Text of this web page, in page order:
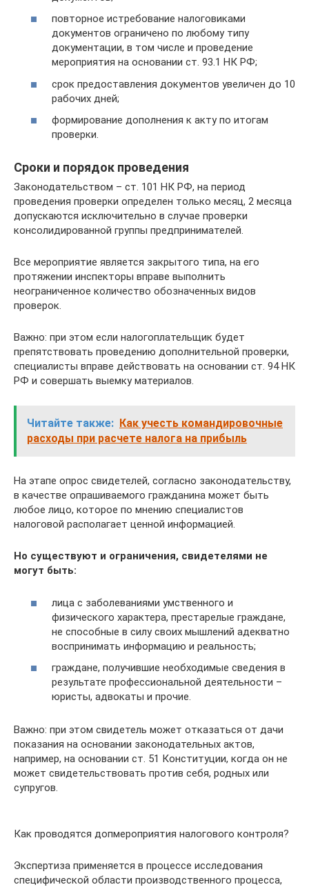
повторное истребование налоговиками
документов ограничено по любому типу
документации, в том числе и проведение
мероприятия на основании ст. 93.1 НК РФ;
срок предоставления документов увеличен до 10
рабочих дней;
формирование дополнения к акту по итогам
проверки.
Сроки и порядок проведения
Законодательством – ст. 101 НК РФ, на период
проведения проверки определен только месяц, 2 месяца
допускаются исключительно в случае проверки
консолидированной группы предпринимателей.
Все мероприятие является закрытого типа, на его
протяжении инспекторы вправе выполнить
неограниченное количество обозначенных видов
проверок.
Важно: при этом если налогоплательщик будет
препятствовать проведению дополнительной проверки,
специалисты вправе действовать на основании ст. 94 НК
РФ и совершать выемку материалов.
Читайте также: Как учесть командировочные
расходы при расчете налога на прибыль
На этапе опрос свидетелей, согласно законодательству,
в качестве опрашиваемого гражданина может быть
любое лицо, которое по мнению специалистов
налоговой располагает ценной информацией.
Но существуют и ограничения, свидетелями не
могут быть:
лица с заболеваниями умственного и
физического характера, престарелые граждане,
не способные в силу своих мышлений адекватно
воспринимать информацию и реальность;
граждане, получившие необходимые сведения в
результате профессиональной деятельности –
юристы, адвокаты и прочие.
Важно: при этом свидетель может отказаться от дачи
показания на основании законодательных актов,
например, на основании ст. 51 Конституции, когда он не
может свидетельствовать против себя, родных или
супругов.
Как проводятся допмероприятия налогового контроля?
Экспертиза применяется в процессе исследования
специфической области производственного процесса,